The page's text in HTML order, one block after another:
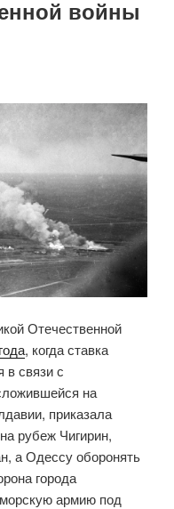
войны
Отечественной
, когда ставка
в связи с
на
приказала
рубеж Чигирин,
а Одессу оборонять
города
армию под